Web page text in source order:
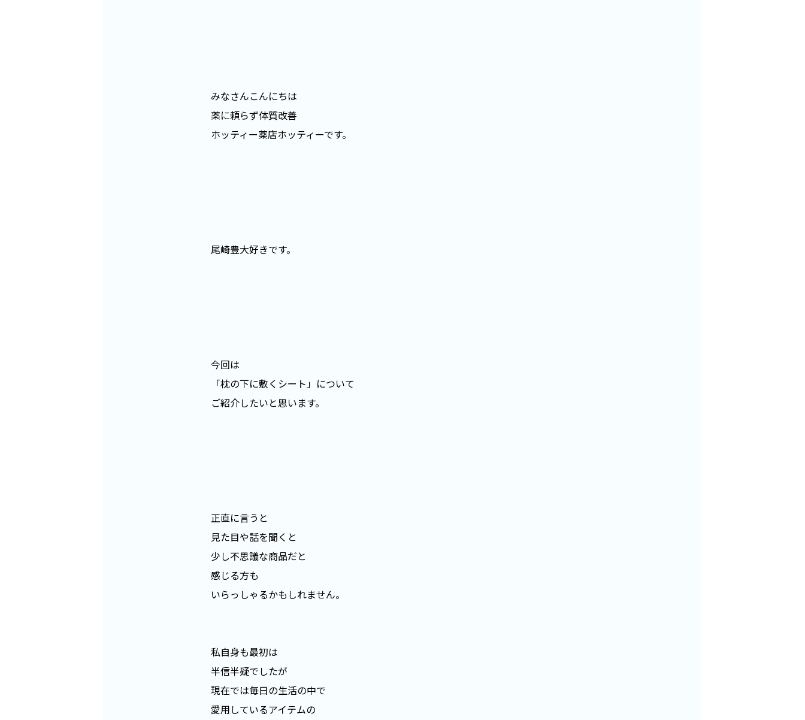
みなさんこんにちは
薬に頼らず体質改善
ホッティー薬店ホッティーです。
尾崎豊大好きです。
今回は
「枕の下に敷くシート」について
ご紹介したいと思います。
正直に言うと
見た目や話を聞くと
少し不思議な商品だと
感じる方も
いらっしゃるかもしれません。
私自身も最初は
半信半疑でしたが
現在では毎日の生活の中で
愛用しているアイテムの